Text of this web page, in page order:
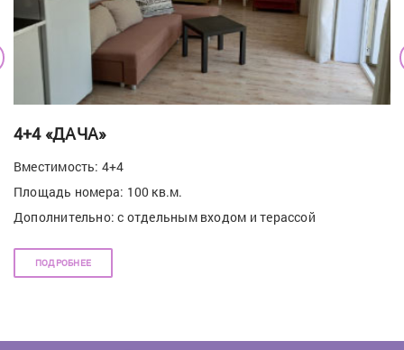
4+4 «ДАЧА»
Вместимость: 4+4
Площадь номера: 100 кв.м.
Дополнительно: с отдельным входом и терассой
ПОДРОБНЕЕ